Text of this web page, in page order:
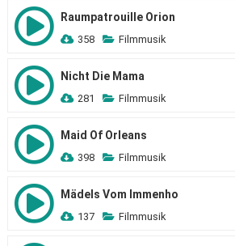
Raumpatrouille Orion
358 Filmmusik
Nicht Die Mama
281 Filmmusik
Maid Of Orleans
398 Filmmusik
Mädels Vom Immenho
137 Filmmusik